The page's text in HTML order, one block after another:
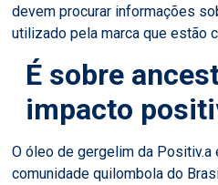
devem procurar informações
utilizado pela marca que estão
É sobre
impacto
O óleo de gergelim da Positiv.a
comunidade quilombola do